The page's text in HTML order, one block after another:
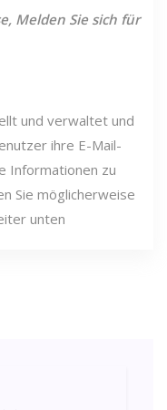
Melden Sie sich für
und verwaltet und
ihre E-Mail-
Informationen zu
Sie möglicherweise
unten